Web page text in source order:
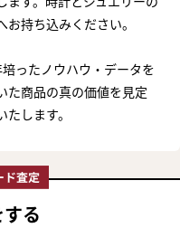
持ち込みください。
ったノウハウ・データを
た商品の真の価値を見定
します。
る